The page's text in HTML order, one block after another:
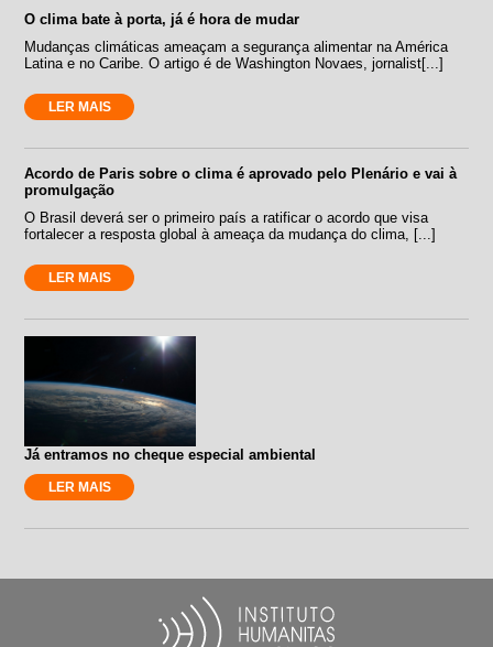
O clima bate à porta, já é hora de mudar
Mudanças climáticas ameaçam a segurança alimentar na América
Latina e no Caribe. O artigo é de Washington Novaes, jornalist[...]
LER MAIS
Acordo de Paris sobre o clima é aprovado pelo Plenário e vai à
promulgação
O Brasil deverá ser o primeiro país a ratificar o acordo que visa
fortalecer a resposta global à ameaça da mudança do clima, [...]
LER MAIS
Já entramos no cheque especial ambiental
LER MAIS